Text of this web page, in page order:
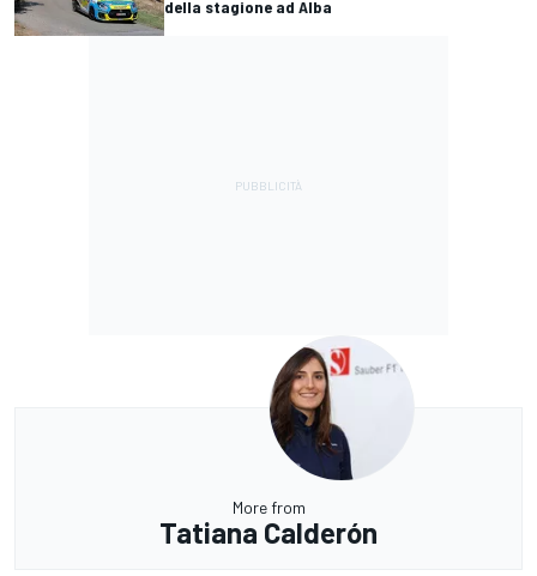
della stagione ad Alba
More from
Tatiana Calderón